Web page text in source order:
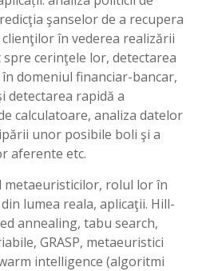
şanselor de a recupera
în vederea realizării
cerinţele lor, detectarea
domeniul financiar-bancar,
detectarea rapidă a
calculatoare, analiza datelor
unor posibile boli şi a
aferente etc.
metaeuristicilor, rolul lor în
lumea reala, aplicaţii. Hill-
annealing, tabu search,
GRASP, metaeuristici
intelligence (algoritmi